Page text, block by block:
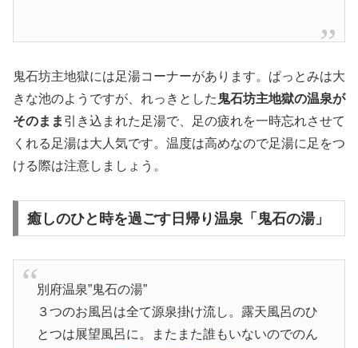
鬼石坊主地獄には足湯コーナーがあります。ぱっとみは大
きな池のようですが、れっきとした 鬼石坊主地獄の温泉が
そのまま 引き込まれた足湯で、足の疲れを一時忘れさせて
くれる足湯は大人気です。温度は高めなので足湯に足をつ
ける際は注意しましょう。
癒しのひと時を過ごす日帰り温泉「鬼石の湯」
別府温泉”鬼石の湯”
３つのお風呂は全て源泉掛け流し。露天風呂のひ
とつは展望風呂に。またまた誰もいないのでのん